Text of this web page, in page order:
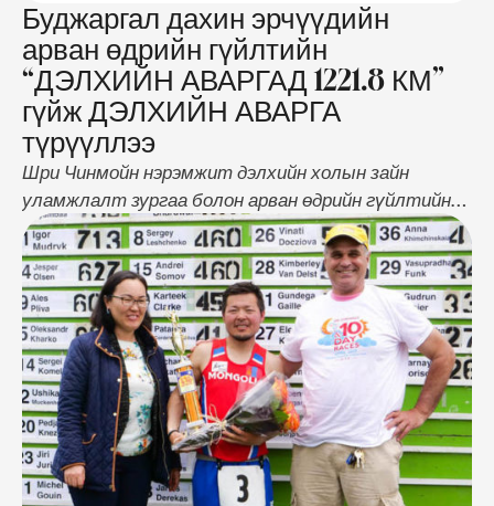
Буджаргал дахин эрчүүдийн
арван өдрийн гүйлтийн
“ДЭЛХИЙН АВАРГАД 1221.8 КМ”
гүйж ДЭЛХИЙН АВАРГА
түрүүллээ
Шри Чинмойн нэрэмжит дэлхийн холын зайн
уламжлалт зургаа болон арван өдрийн гүйлтийн
нээлттэй тэмцээн дөрөвдүгээр сарын 22-ноос
тавдугаар сарын 2-ны өдрүүдэд АНУ-ын Нью-Йорк
хотод болж, 27 орны 72 тамирчин оролцлоо.
Сүүлийн жилүүдэд олон өдрийн, хэт холын зайн
гүйлтэд тогтмол амжилттай оролцож байгаа
спортын мастер Бямбаагийн Буджаргал
эрчүүдийн арван өдрийн гүйлтийн ангилалд 1221.8
км замыг туулж …